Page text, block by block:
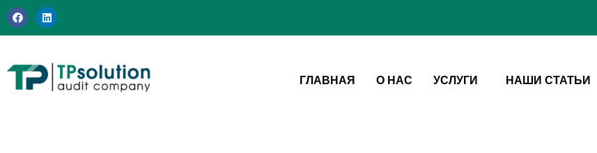
Перейти
содержимому
ГЛАВНАЯ О НАС УСЛУГИ НАШИ СТАТЬИ